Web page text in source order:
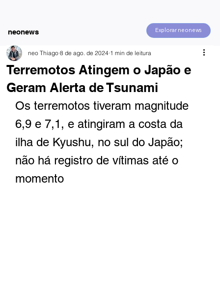
Explorar neonews
neonews
Terremotos Atingem o Japão e
Geram Alerta de Tsunami
neo Thiago 8 de ago. de 2024 1 min de leitura
Os terremotos tiveram magnitude
6,9 e 7,1, e atingiram a costa da
ilha de Kyushu, no sul do Japão;
não há registro de vítimas até o
momento